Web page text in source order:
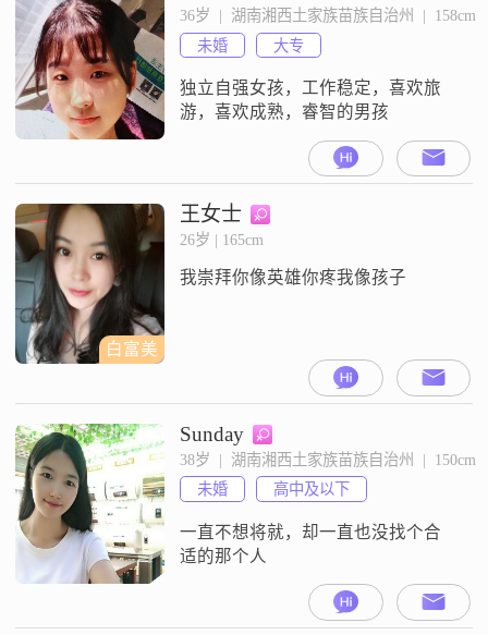
36岁  |  湖南湘西土家族苗族自治州  |  158cm
未婚
大专
独立自强女孩，工作稳定，喜欢旅
游，喜欢成熟，睿智的男孩
白富美
王女士
26岁 | 165cm
我崇拜你像英雄你疼我像孩子
Sunday
38岁  |  湖南湘西土家族苗族自治州  |  150cm
未婚
高中及以下
一直不想将就，却一直也没找个合
适的那个人